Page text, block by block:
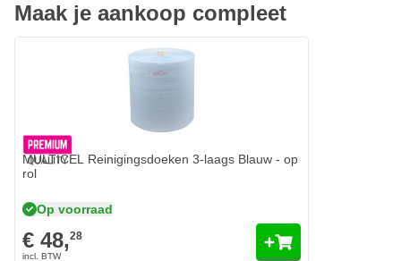
Maak je aankoop compleet
MULTICEL Reinigingsdoeken 3-laags Blauw - op
rol
Op voorraad
€ 48,28